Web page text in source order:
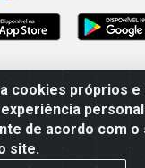
cookies próprios
de acordo com
site.
Abreu &